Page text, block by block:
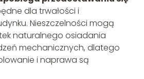
dla trwałości i
Nieszczelności mogą
naturalnego osiadania
mechanicznych, dlatego
i naprawa są